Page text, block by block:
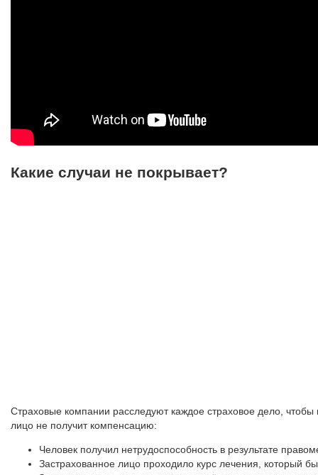
Какие случаи не покрывает?
Страховые компании расследуют каждое страховое дело,
лицо не получит компенсацию:
Человек получил нетрудоспособность в результате
Застрахованное лицо проходило курс лечения, который